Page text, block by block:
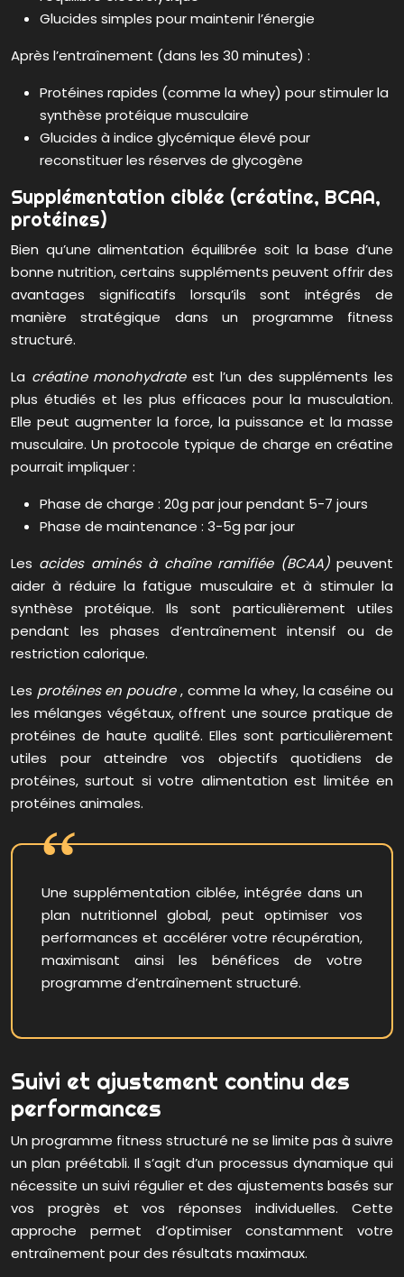
Glucides simples pour maintenir l’énergie
Après l’entraînement (dans les 30 minutes) :
Protéines rapides (comme la whey) pour stimuler la
synthèse protéique musculaire
Glucides à indice glycémique élevé pour
reconstituer les réserves de glycogène
Supplémentation ciblée (créatine, BCAA,
protéines)
Bien qu’une alimentation équilibrée soit la base d’une
bonne nutrition, certains suppléments peuvent offrir des
avantages significatifs lorsqu’ils sont intégrés de
manière stratégique dans un programme fitness
structuré.
La créatine monohydrate est l’un des suppléments les
plus étudiés et les plus efficaces pour la musculation.
Elle peut augmenter la force, la puissance et la masse
musculaire. Un protocole typique de charge en créatine
pourrait impliquer :
Phase de charge : 20g par jour pendant 5-7 jours
Phase de maintenance : 3-5g par jour
Les acides aminés à chaîne ramifiée (BCAA)peuvent
aider à réduire la fatigue musculaire et à stimuler la
synthèse protéique. Ils sont particulièrement utiles
pendant les phases d’entraînement intensif ou de
restriction calorique.
Les protéines en poudre, comme la whey, la caséine ou
les mélanges végétaux, offrent une source pratique de
protéines de haute qualité. Elles sont particulièrement
utiles pour atteindre vos objectifs quotidiens de
protéines, surtout si votre alimentation est limitée en
protéines animales.
Une supplémentation ciblée, intégrée dans un
plan nutritionnel global, peut optimiser vos
performances et accélérer votre récupération,
maximisant ainsi les bénéfices de votre
programme d’entraînement structuré.
Suivi et ajustement continu des
performances
Un programme fitness structuré ne se limite pas à suivre
un plan préétabli. Il s’agit d’un processus dynamique qui
nécessite un suivi régulier et des ajustements basés sur
vos progrès et vos réponses individuelles. Cette
approche permet d’optimiser constamment votre
entraînement pour des résultats maximaux.